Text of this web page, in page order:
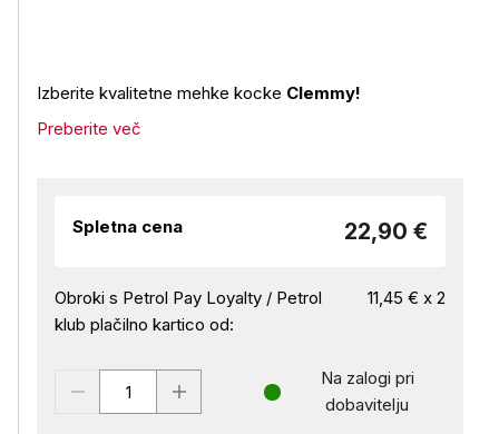
Izberite kvalitetne mehke kocke Clemmy!
Preberite več
Spletna cena 22,90 €
Obroki s Petrol Pay Loyalty / Petrol
klub plačilno kartico od:
11,45 € x 2
Na zalogi pri
dobavitelju